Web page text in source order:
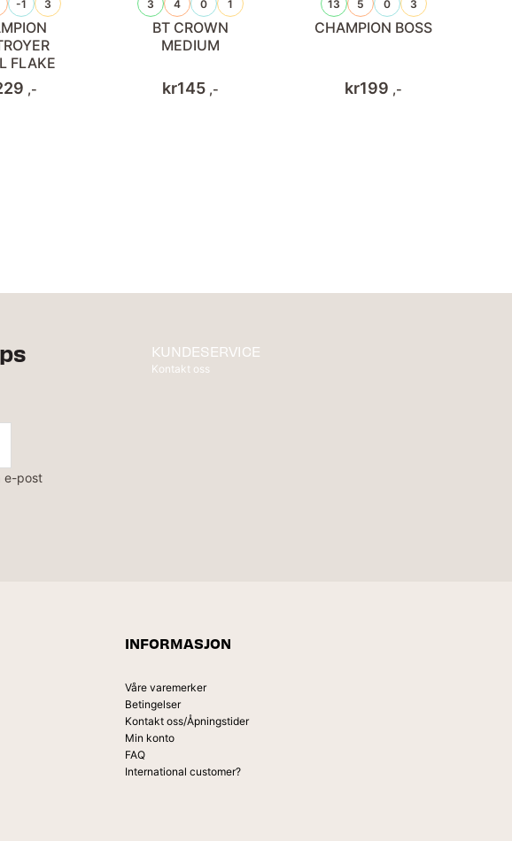
-1 3
FLAKE
,-
3 4 0 1
BT CROWN
MEDIUM
kr145 ,-
13 5 0 3
CHAMPION BOSS
kr199 ,-
e-post
KUNDESERVICE
Kontakt oss
INFORMASJON
Våre varemerker
Betingelser
Kontakt oss/Åpningstider
Min konto
FAQ
International customer?